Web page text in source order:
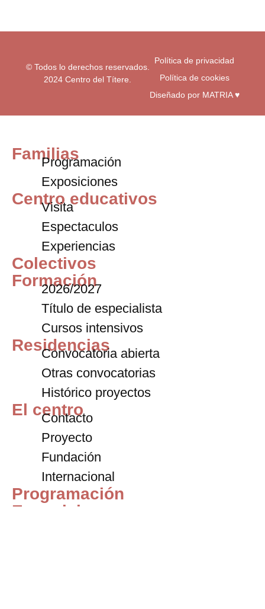
f
© Todos lo derechos reservados.
2024 Centro del Títere.
Política de privacidad
Política de cookies
Diseñado por MATRIA ♥
Familias
Programación
Exposiciones
Centro educativos
Visita
Espectaculos
Experiencias
Colectivos
Formación
2026/2027
Título de especialista
Cursos intensivos
Residencias
Convocatoria abierta
Otras convocatorias
Histórico proyectos
El centro
Contacto
Proyecto
Fundación
Internacional
Programación
Exposiciones